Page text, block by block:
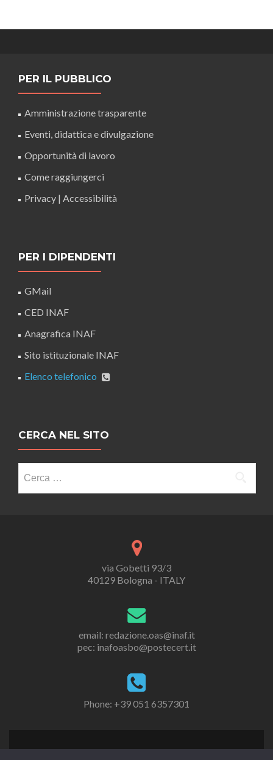
PER IL PUBBLICO
Amministrazione trasparente
Eventi, didattica e divulgazione
Opportunità di lavoro
Come raggiungerci
Privacy | Accessibilità
PER I DIPENDENTI
GMail
CED INAF
Anagrafica INAF
Sito istituzionale INAF
Elenco telefonico
CERCA NEL SITO
per:
via Gobetti 93/3
40129 Bologna - ITALY
email: redazione.oas@inaf.it
pec: inafoasbo@postecert.it
Phone: +39 051 6357301